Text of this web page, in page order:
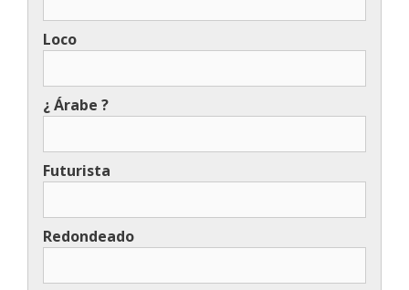
Loco
¿ Árabe ?
Futurista
Redondeado